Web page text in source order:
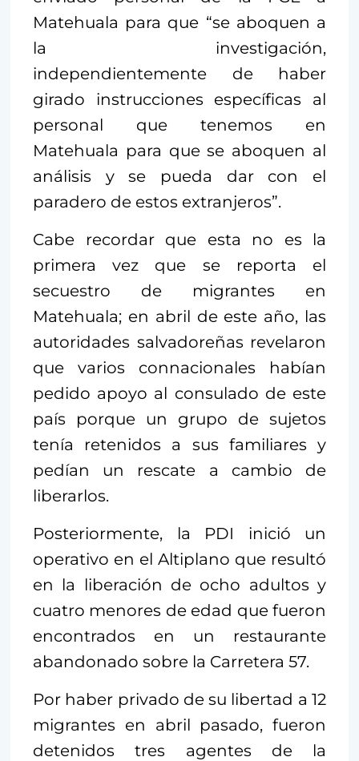
Matehuala para que “se aboquen a
la investigación,
independientemente de haber
girado instrucciones específicas al
personal que tenemos en
Matehuala para que se aboquen al
análisis y se pueda dar con el
paradero de estos extranjeros”.
Cabe recordar que esta no es la
primera vez que se reporta el
secuestro de migrantes en
Matehuala; en abril de este año, las
autoridades salvadoreñas revelaron
que varios connacionales habían
pedido apoyo al consulado de este
país porque un grupo de sujetos
tenía retenidos a sus familiares y
pedían un rescate a cambio de
liberarlos.
Posteriormente, la PDI inició un
operativo en el Altiplano que resultó
en la liberación de ocho adultos y
cuatro menores de edad que fueron
encontrados en un restaurante
abandonado sobre la Carretera 57.
Por haber privado de su libertad a 12
migrantes en abril pasado, fueron
detenidos tres agentes de la